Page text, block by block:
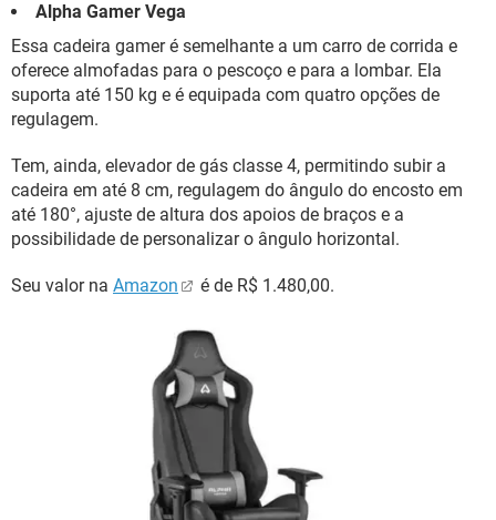
Alpha Gamer Vega
Essa cadeira gamer é semelhante a um carro de corrida e
oferece almofadas para o pescoço e para a lombar. Ela
suporta até 150 kg e é equipada com quatro opções de
regulagem.
Tem, ainda, elevador de gás classe 4, permitindo subir a
cadeira em até 8 cm, regulagem do ângulo do encosto em
até 180°, ajuste de altura dos apoios de braços e a
possibilidade de personalizar o ângulo horizontal.
Seu valor na Amazon é de R$ 1.480,00.